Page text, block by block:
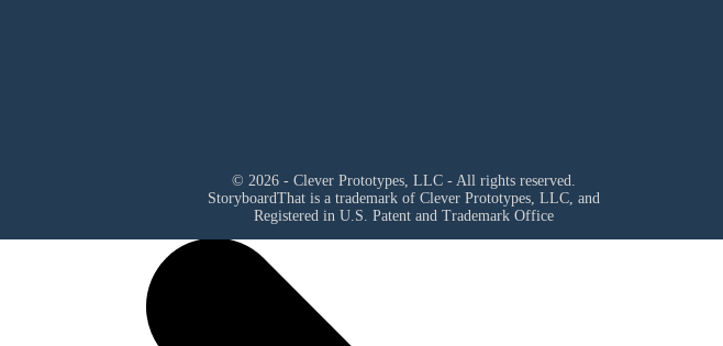
© 2026 - Clever Prototypes, LLC - All rights reserved.
StoryboardThat is a trademark of Clever Prototypes, LLC, and
Registered in U.S. Patent and Trademark Office